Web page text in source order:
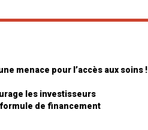
menace pour l’accès aux soins !
les investisseurs
de financement